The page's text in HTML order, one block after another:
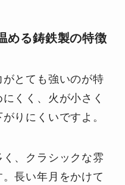
める鋳鉄製の特徴
とても強いのが特
くく、火が小さく
りにくいですよ。
、クラシックな雰
長い年月をかけて